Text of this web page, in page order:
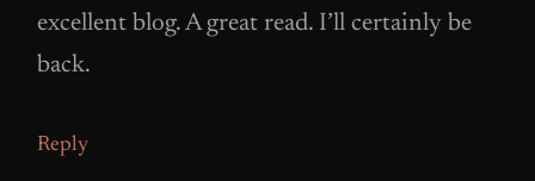
excellent blog. A great read. I’ll certainly be
back.
Reply